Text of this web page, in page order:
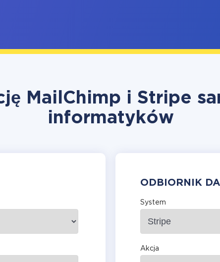
MailChimp i Stripe
informatyków
ODBIORNIK
System
Akcja